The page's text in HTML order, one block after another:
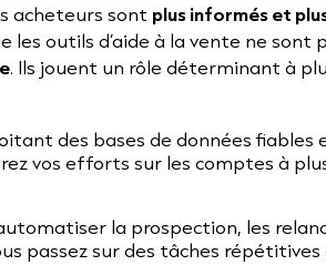
acheteurs sont plus informés et
les outils d’aide à la vente ne sont
. Ils jouent un rôle déterminant à
des bases de données fiables
vos efforts sur les comptes à
la prospection, les
passez sur des tâches répétitives